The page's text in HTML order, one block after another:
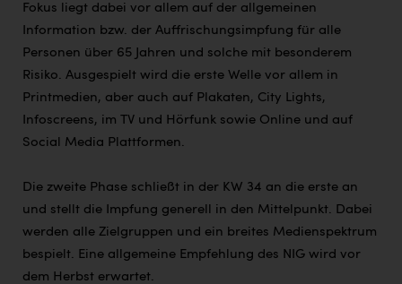
Fokus liegt dabei vor allem auf der allgemeinen
Information bzw. der Auffrischungsimpfung für alle
Personen über 65 Jahren und solche mit besonderem
Risiko. Ausgespielt wird die erste Welle vor allem in
Printmedien, aber auch auf Plakaten, City Lights,
Infoscreens, im TV und Hörfunk sowie Online und auf
Social Media Plattformen.
Die zweite Phase schließt in der KW 34 an die erste an
und stellt die Impfung generell in den Mittelpunkt. Dabei
werden alle Zielgruppen und ein breites Medienspektrum
bespielt. Eine allgemeine Empfehlung des NIG wird vor
dem Herbst erwartet.